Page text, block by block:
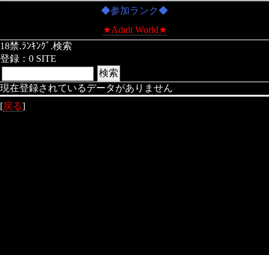
◆参加ランク◆
★Adult World★
18禁.ﾗﾝｷﾝｸﾞ.検索
登録：0 SITE
現在登録されているデータがありません
[戻る]